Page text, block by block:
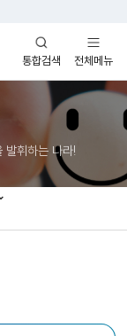
통합검색
열기
전체메뉴
열기
발휘하는 나라!